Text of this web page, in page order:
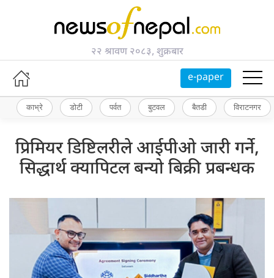
२२ श्रावण २०८३, शुक्रबार
e-paper
काभ्रे डोटी पर्वत बुटवल बैतडी विराटनगर
प्रिमियर डिष्टिलरीले आईपीओ जारी गर्ने,
सिद्धार्थ क्यापिटल बन्यो बिक्री प्रबन्धक